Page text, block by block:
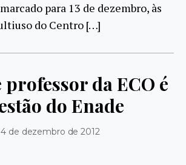
para 13 de dezembro, às
do Centro […]
da ECO é
do Enade
4 de dezembro de 2012